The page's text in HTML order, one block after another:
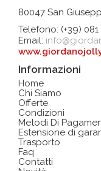
80047 San
Telefono: (+39) 081
Email:
Informazioni
Home
Chi Siamo
Offerte
Condizioni
Metodi Di
Estensione di
Trasporto
Faq
Contatti